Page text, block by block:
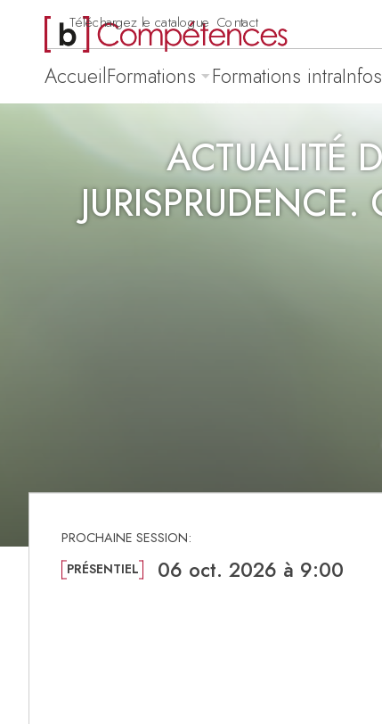
Téléchargez le catalogue Contact
AccueilFormations Formations intra
ACTUALITÉ
PRÉSENTIEL 06 oct. 2026 à 9:00